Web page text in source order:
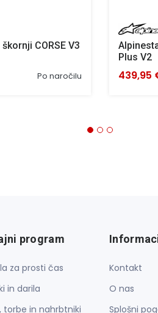
CORSE V3
Po naročilu
Plus V2
439,95
program
za prosti čas
in darila
torbe in nahrbtniki
Kontakt
O nas
Splošni